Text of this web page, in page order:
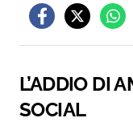
L’ADDIO DI
SOCIAL